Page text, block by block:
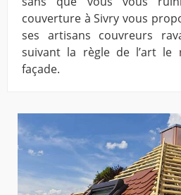
couverture à Sivry vous
ses artisans couvreurs
suivant la règle de l’art le
façade.